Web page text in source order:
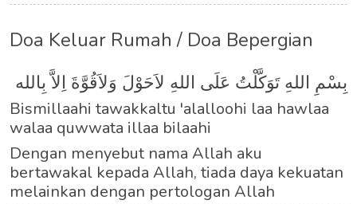
Doa Keluar Rumah / Doa Bepergian
بِسْمِ اللهِ تَوَكَّلْتُ عَلَى اللهِ لاَحَوْلَ وَلاَقُوَّةَ اِلاَّ بِالله
Bismillaahi tawakkaltu 'alalloohi laa hawlaa
walaa quwwata illaa bilaahi
Dengan menyebut nama Allah aku
bertawakal kepada Allah, tiada daya kekuatan
melainkan dengan pertologan Allah